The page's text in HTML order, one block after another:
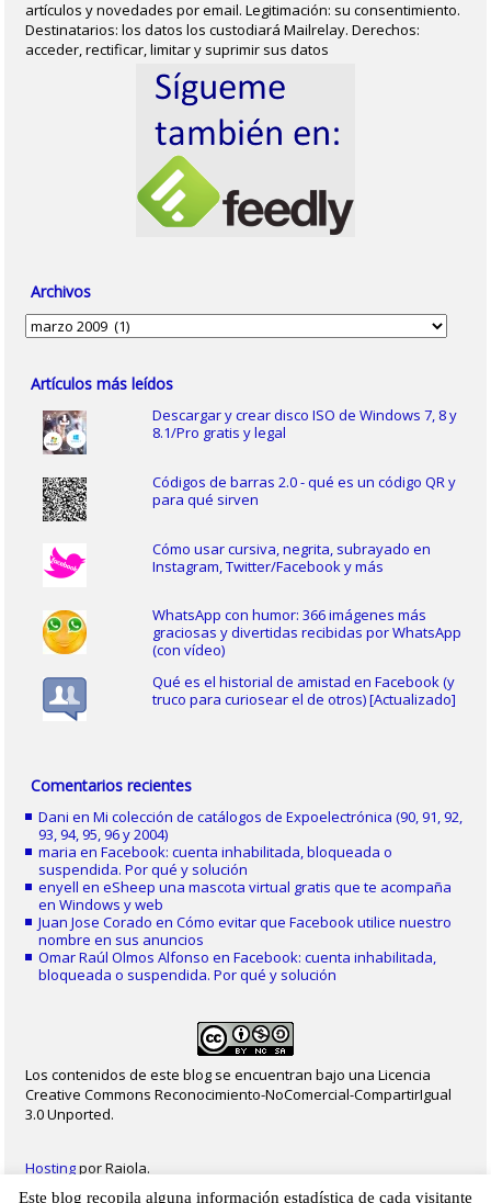
artículos y novedades por email. Legitimación: su consentimiento.
Destinatarios: los datos los custodiará Mailrelay. Derechos:
acceder, rectificar, limitar y suprimir sus datos
Archivos
Archivos
Artículos más leídos
Descargar y crear disco ISO de Windows 7, 8 y
8.1/Pro gratis y legal
Códigos de barras 2.0 - qué es un código QR y
para qué sirven
Cómo usar cursiva, negrita, subrayado en
Instagram, Twitter/Facebook y más
WhatsApp con humor: 366 imágenes más
graciosas y divertidas recibidas por WhatsApp
(con vídeo)
Qué es el historial de amistad en Facebook (y
truco para curiosear el de otros) [Actualizado]
Comentarios recientes
Dani enMi colección de catálogos de Expoelectrónica (90, 91, 92,
93, 94, 95, 96 y 2004)
maria enFacebook: cuenta inhabilitada, bloqueada o
suspendida. Por qué y solución
enyell eneSheep una mascota virtual gratis que te acompaña
en Windows y web
Juan Jose Corado enCómo evitar que Facebook utilice nuestro
nombre en sus anuncios
Omar Raúl Olmos Alfonso enFacebook: cuenta inhabilitada,
bloqueada o suspendida. Por qué y solución
Los contenidos de este blog se encuentran bajo una Licencia
Creative Commons Reconocimiento-NoComercial-CompartirIgual
3.0 Unported.
Hostingpor Raiola.
Este blog recopila alguna información estadística de cada visitante